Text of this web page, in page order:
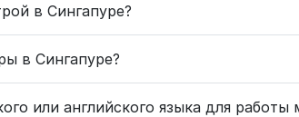
в Сингапуре?
в Сингапуре?
или английского языка для работы